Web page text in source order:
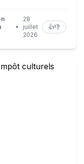
•
28
juillet
2026
👍👎
culturels